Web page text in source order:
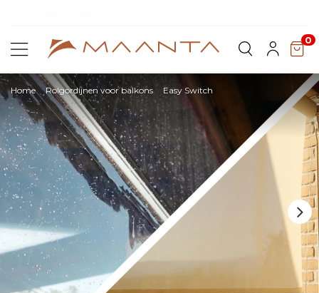
0
Home Rolgordijnen voor balkons Easy Switch